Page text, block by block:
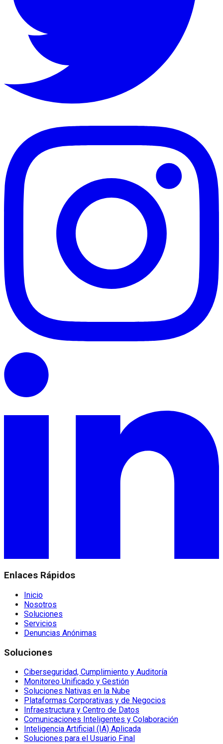
Enlaces Rápidos
Inicio
Nosotros
Soluciones
Servicios
Denuncias Anónimas
Soluciones
Ciberseguridad, Cumplimiento y Auditoría
Monitoreo Unificado y Gestión
Soluciones Nativas en la Nube
Plataformas Corporativas y de Negocios
Infraestructura y Centro de Datos
Comunicaciones Inteligentes y Colaboración
Inteligencia Artificial (IA) Aplicada
Soluciones para el Usuario Final